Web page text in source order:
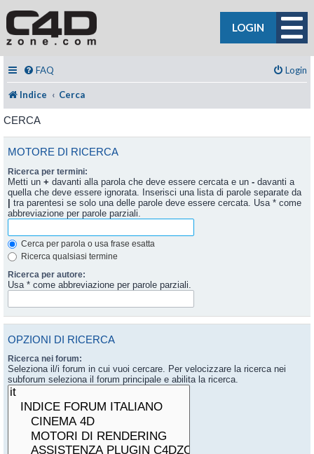
LOGIN
FAQ Login
Indice Cerca
CERCA
MOTORE DI RICERCA
Ricerca per termini:
Metti un + davanti alla parola che deve essere cercata e un - davanti a
quella che deve essere ignorata. Inserisci una lista di parole separate da
| tra parentesi se solo una delle parole deve essere cercata. Usa * come
abbreviazione per parole parziali.
Cerca per parola o usa frase esatta
Ricerca qualsiasi termine
Ricerca per autore:
Usa * come abbreviazione per parole parziali.
OPZIONI DI RICERCA
Ricerca nei forum:
Seleziona il/i forum in cui vuoi cercare. Per velocizzare la ricerca nei
subforum seleziona il forum principale e abilita la ricerca.